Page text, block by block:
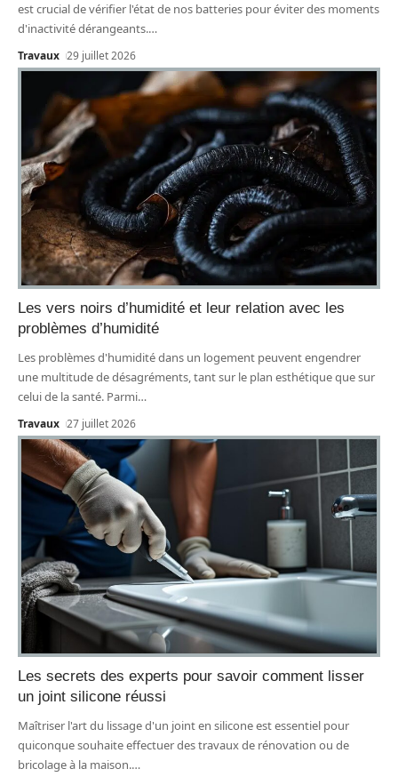
est crucial de vérifier l'état de nos batteries pour éviter des moments
d'inactivité dérangeants.…
Travaux 29 juillet 2026
Les vers noirs d’humidité et leur relation avec les
problèmes d’humidité
Les problèmes d'humidité dans un logement peuvent engendrer
une multitude de désagréments, tant sur le plan esthétique que sur
celui de la santé. Parmi…
Travaux 27 juillet 2026
Les secrets des experts pour savoir comment lisser
un joint silicone réussi
Maîtriser l'art du lissage d'un joint en silicone est essentiel pour
quiconque souhaite effectuer des travaux de rénovation ou de
bricolage à la maison.…